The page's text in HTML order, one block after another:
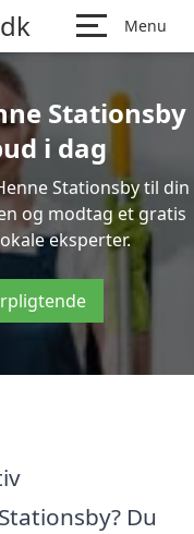
Menu
Stationsby
i dag
Stationsby til din
og modtag et gratis
eksperter.
Du